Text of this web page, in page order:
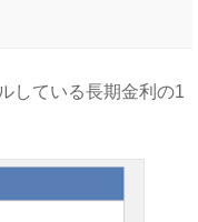
している長期金利の1